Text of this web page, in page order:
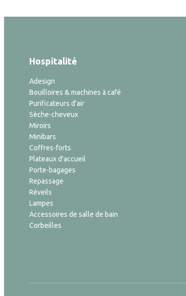
Hospitalité
Adesign
Bouilloires & machines à café
Purificateurs d'air
Sèche-cheveux
Miroirs
Minibars
Coffres-forts
Plateaux d'accueil
Porte-bagages
Repassage
Réveils
Lampes
Accessoires de salle de bain
Corbeilles